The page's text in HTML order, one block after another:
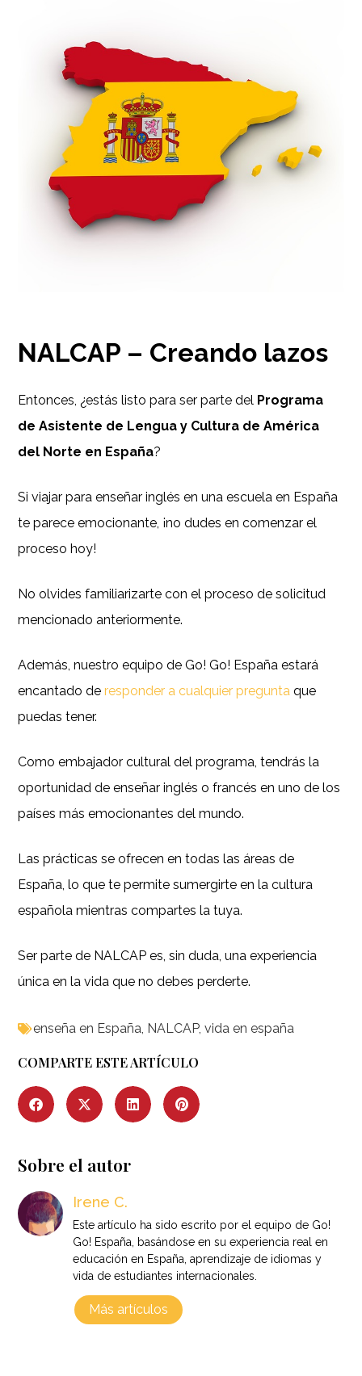
NALCAP – Creando lazos
Entonces, ¿estás listo para ser parte del Programa
de Asistente de Lengua y Cultura de América
del Norte en España?
Si viajar para enseñar inglés en una escuela en España
te parece emocionante, ¡no dudes en comenzar el
proceso hoy!
No olvides familiarizarte con el proceso de solicitud
mencionado anteriormente.
Además, nuestro equipo de Go! Go! España estará
encantado deresponder a cualquier pregunta que
puedas tener.
Como embajador cultural del programa, tendrás la
oportunidad de enseñar inglés o francés en uno de los
países más emocionantes del mundo.
Las prácticas se ofrecen en todas las áreas de
España, lo que te permite sumergirte en la cultura
española mientras compartes la tuya.
Ser parte de NALCAP es, sin duda, una experiencia
única en la vida que no debes perderte.
enseña en España NALCAP,vida en españa
COMPARTE ESTE ARTÍCULO
Sobre el autor
Irene C.
Este artículo ha sido escrito por el equipo de Go!
Go! España, basándose en su experiencia real en
educación en España, aprendizaje de idiomas y
vida de estudiantes internacionales.
Más artículos